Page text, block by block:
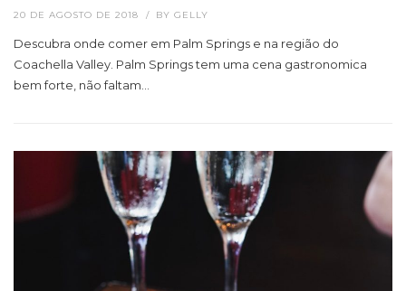
20 DE AGOSTO DE 2018 BY GELLY
Descubra onde comer em Palm Springs e na região do
Coachella Valley. Palm Springs tem uma cena gastronomica
bem forte, não faltam…